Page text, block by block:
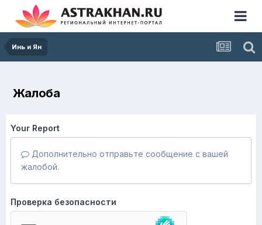
Инь и Ян
Жалоба
Your Report
Дополнительно отправьте сообщение с вашей
жалобой.
Проверка безопасности